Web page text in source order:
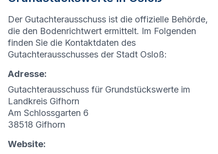
Der Gutachterausschuss ist die offizielle Behörde,
die den Bodenrichtwert ermittelt. Im Folgenden
finden Sie die Kontaktdaten des
Gutachterausschusses der Stadt Osloß:
Adresse:
Gutachterausschuss für Grundstückswerte im
Landkreis Gifhorn
Am Schlossgarten 6
38518 Gifhorn
Website: